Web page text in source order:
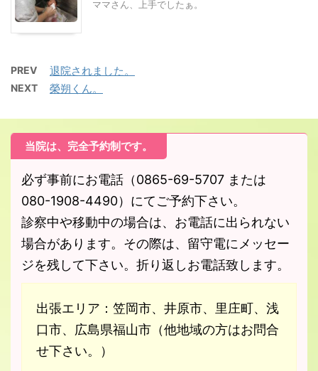
ママさん、上手でしたぁ。
PREV 退院されました。
NEXT 榮朔くん。
当院は、完全予約制です。
必ず事前にお電話（0865-69-5707 または
080-1908-4490）にてご予約下さい。
診察中や移動中の場合は、お電話に出られない
場合があります。その際は、留守電にメッセー
ジを残して下さい。折り返しお電話致します。
出張エリア：笠岡市、井原市、里庄町、浅
口市、広島県福山市（他地域の方はお問合
せ下さい。）